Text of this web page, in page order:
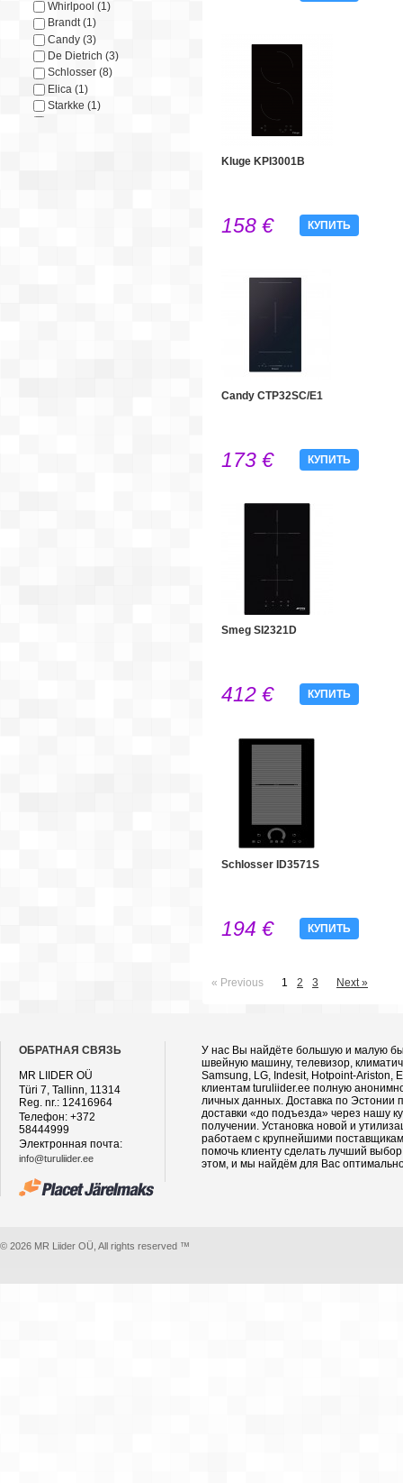
Whirlpool (1)
Brandt(1)
Candy (3)
De Dietrich (3)
Schlosser (8)
Elica (1)
Starkke (1)
Kluge KPI3001B
158 € КУПИТЬ
Candy CTP32SC/E1
173 € КУПИТЬ
Smeg SI2321D
412 € КУПИТЬ
Schlosser ID3571S
194 € КУПИТЬ
« Previous 1 2 3 Next »
ОБРАТНАЯ СВЯЗЬ
MR LIIDER OÜ
Türi 7, Tallinn, 11314
Reg. nr.: 12416964
Телефон: +372
58444999
Электронная почта:
info@turuliider.ee
© 2026 MR Liider OÜ, All rights reserved ™
У нас Вы найдёте большую и малую
швейную машину, телевизор,
Samsung, LG, Indesit, Hotpoint-Ariston,
клиентам turuliider.ee полную
личных данных. Доставка по Эстонии
доставки «до подъезда» через нашу
получении. Установка новой и
работаем с крупнейшими
помочь клиенту сделать лучший
этом, и мы найдём для Вас